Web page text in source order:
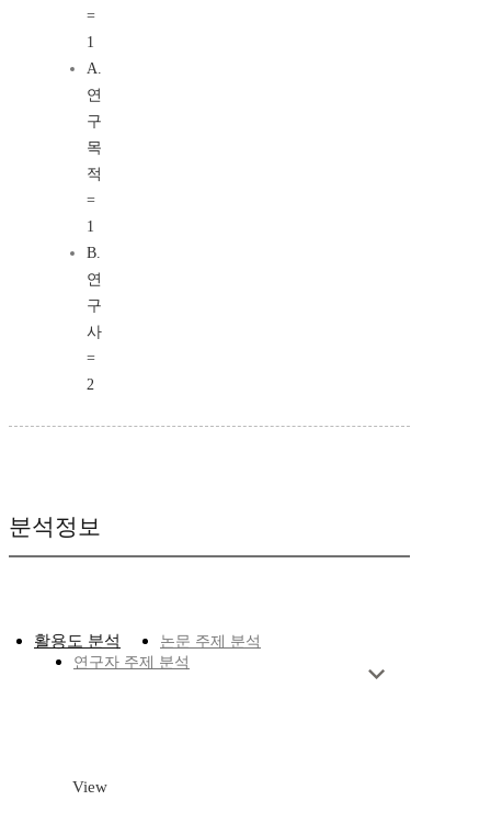
=
1
A.
연
구
목
적
=
1
B.
연
구
사
=
2
분석정보
활용도 분석
논문 주제 분석
연구자 주제 분석
View